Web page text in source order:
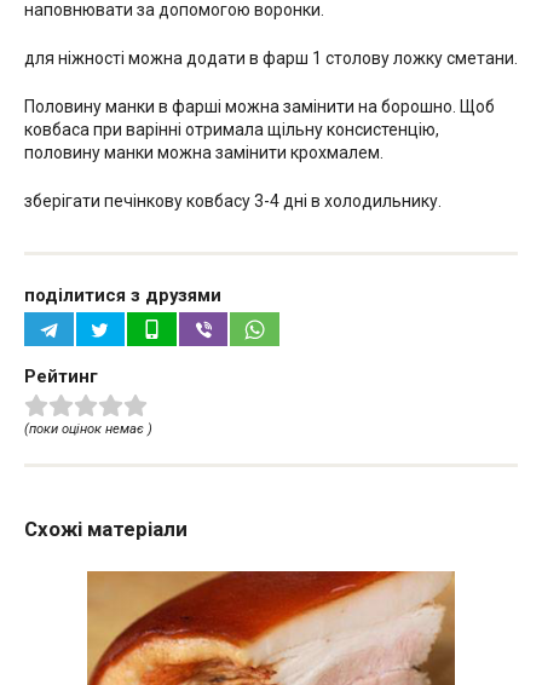
наповнювати за допомогою воронки.
для ніжності можна додати в фарш 1 столову ложку сметани.
Половину манки в фарші можна замінити на борошно. Щоб
ковбаса при варінні отримала щільну консистенцію,
половину манки можна замінити крохмалем.
зберігати печінкову ковбасу 3-4 дні в холодильнику.
поділитися з друзями
Рейтинг
(поки оцінок немає )
Схожі матеріали